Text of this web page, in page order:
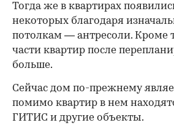
Тогда же в квартирах
некоторых благодаря
потолкам — антресоли. Кроме
части квартир после
больше.
Сейчас дом по-прежнему
помимо квартир в нем
ГИТИС и другие объекты.